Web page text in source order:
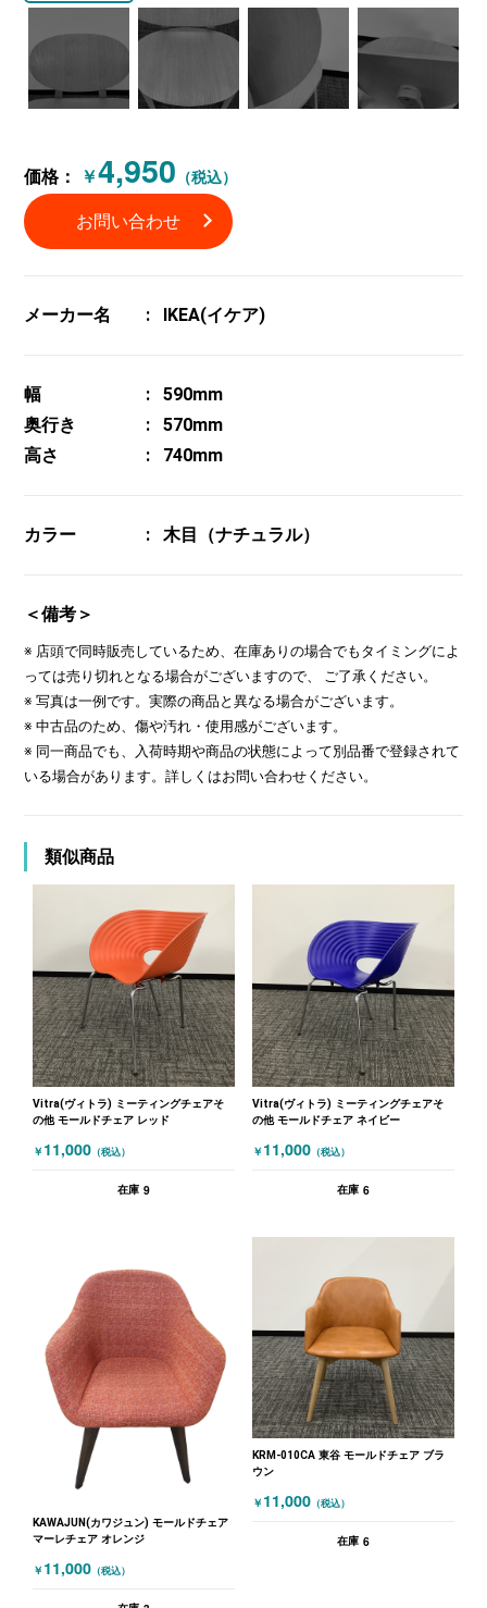
価格： ￥4,950 （税込）
お問い合わせ
メーカー名 IKEA(イケア)
幅
590mm
奥行き
570mm
高さ
740mm
カラー 木目（ナチュラル）
＜備考＞
※ 店頭で同時販売しているため、在庫ありの場合でもタイミングによ
っては売り切れとなる場合がございますので、 ご了承ください。
※ 写真は一例です。実際の商品と異なる場合がございます。
※ 中古品のため、傷や汚れ・使用感がございます。
※ 同一商品でも、入荷時期や商品の状態によって別品番で登録されて
いる場合があります。詳しくはお問い合わせください。
類似商品
Vitra(ヴィトラ) ミーティングチェアそ
の他 モールドチェア レッド
￥ 11,000 （税込）
在庫 9
Vitra(ヴィトラ) ミーティングチェアそ
の他 モールドチェア ネイビー
￥ 11,000 （税込）
在庫 6
KAWAJUN(カワジュン) モールドチェア
マーレチェア オレンジ
￥ 11,000 （税込）
KRM-010CA 東谷 モールドチェア ブラ
ウン
￥ 11,000 （税込）
在庫 6